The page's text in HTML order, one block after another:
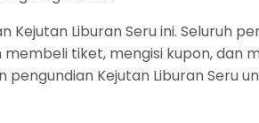
Liburan Seru ini. Seluruh
tiket, mengisi kupon, dan
pengundian Kejutan Liburan Seru